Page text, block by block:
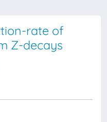
rate of
Z-decays